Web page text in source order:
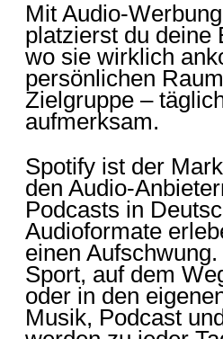
Mit Audio-
platzierst du deine
wo sie wirklich
persönlichen
Zielgruppe –
aufmerksam.
Spotify ist der
den Audio-
Podcasts in
Audioformate
einen
Sport, auf dem
oder in den
Musik, Podcast